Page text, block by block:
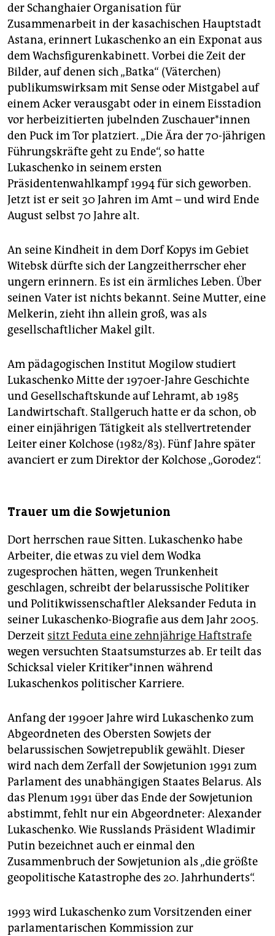
der Schanghaier Organisation für
Zusammenarbeit in der kasachischen Hauptstadt
Astana, erinnert Lukaschenko an ein Exponat aus
dem Wachsfigurenkabinett. Vorbei die Zeit der
Bilder, auf denen sich „Batka“ (Väterchen)
publikumswirksam mit Sense oder Mistgabel auf
einem Acker verausgabt oder in einem Eisstadion
vor herbeizitierten jubelnden Zu­schauer*in­nen
den Puck im Tor platziert. „Die Ära der 70-jährigen
Führungskräfte geht zu Ende“, so hatte
Lukaschenko in seinem ersten
Präsidentenwahlkampf 1994 für sich geworben.
Jetzt ist er seit 30 Jahren im Amt – und wird Ende
August selbst 70 Jahre alt.
An seine Kindheit in dem Dorf Kopys im Gebiet
Witebsk dürfte sich der Langzeitherrscher eher
ungern erinnern. Es ist ein ärmliches Leben. Über
seinen Vater ist nichts bekannt. Seine Mutter, eine
Melkerin, zieht ihn allein groß, was als
gesellschaftlicher Makel gilt.
Am pädagogischen Institut Mogilow studiert
Lukaschenko Mitte der 1970er-Jahre Geschichte
und Gesellschaftskunde auf Lehramt, ab 1985
Landwirtschaft. Stallgeruch hatte er da schon, ob
einer einjährigen Tätigkeit als stellvertretender
Leiter einer Kolchose (1982/83). Fünf Jahre später
avanciert er zum Direktor der Kolchose „Gorodez“.
Trauer um die Sowjetunion
Dort herrschen raue Sitten. Lukaschenko habe
Arbeiter, die etwas zu viel dem Wodka
zugesprochen hätten, wegen Trunkenheit
geschlagen, schreibt der belarussische Politiker
und Politikwissenschaftler Aleksander Feduta in
seiner Lukaschenko-Biografie aus dem Jahr 2005.
Derzeit sitzt Feduta eine zehnjährige Haftstrafe
wegen versuchten Staatsumsturzes ab. Er teilt das
Schicksal vieler Kri­ti­ker*in­nen während
Lukaschenkos politischer Karriere.
Anfang der 1990er Jahre wird Lukaschenko zum
Abgeordneten des Obersten Sowjets der
belarussischen Sowjetrepublik gewählt. Dieser
wird nach dem Zerfall der Sowjetunion 1991 zum
Parlament des unabhängigen Staates Belarus. Als
das Plenum 1991 über das Ende der Sowjetunion
abstimmt, fehlt nur ein Abgeordneter: Alexander
Lukaschenko. Wie Russlands Präsident Wladimir
Putin bezeichnet auch er einmal den
Zusammenbruch der Sowjetunion als „die größte
geopolitische Katastrophe des 20. Jahrhunderts“.
1993 wird Lukaschenko zum Vorsitzenden einer
parlamentarischen Kommission zur